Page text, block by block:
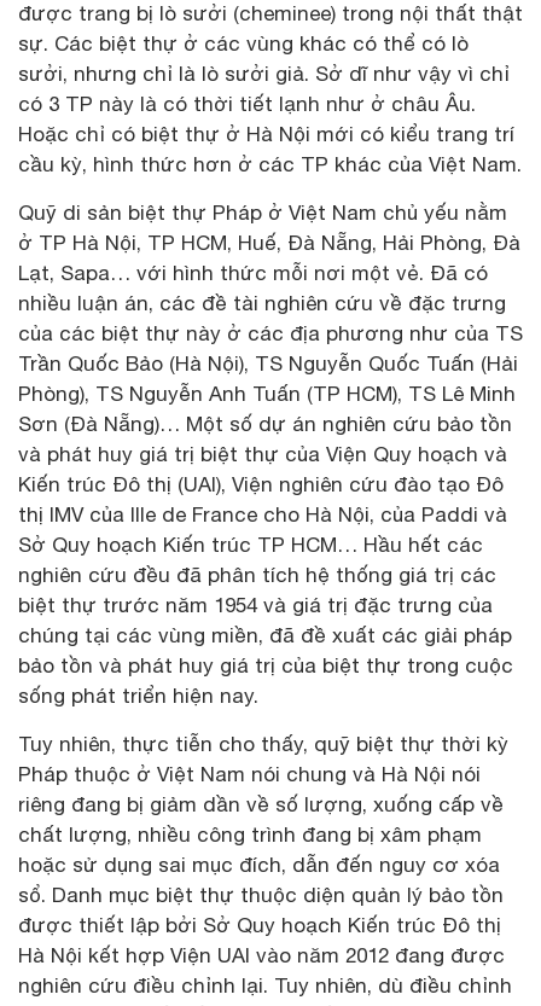
được trang bị lò sưởi (cheminee) trong nội thất thật
sự. Các biệt thự ở các vùng khác có thể có lò
sưởi, nhưng chỉ là lò sưởi giả. Sở dĩ như vậy vì chỉ
có 3 TP này là có thời tiết lạnh như ở châu Âu.
Hoặc chỉ có biệt thự ở Hà Nội mới có kiểu trang trí
cầu kỳ, hình thức hơn ở các TP khác của Việt Nam.
Quỹ di sản biệt thự Pháp ở Việt Nam chủ yếu nằm
ở TP Hà Nội, TP HCM, Huế, Đà Nẵng, Hải Phòng, Đà
Lạt, Sapa… với hình thức mỗi nơi một vẻ. Đã có
nhiều luận án, các đề tài nghiên cứu về đặc trưng
của các biệt thự này ở các địa phương như của TS
Trần Quốc Bảo (Hà Nội), TS Nguyễn Quốc Tuấn (Hải
Phòng), TS Nguyễn Anh Tuấn (TP HCM), TS Lê Minh
Sơn (Đà Nẵng)… Một số dự án nghiên cứu bảo tồn
và phát huy giá trị biệt thự của Viện Quy hoạch và
Kiến trúc Đô thị (UAI), Viện nghiên cứu đào tạo Đô
thị IMV của Ille de France cho Hà Nội, của Paddi và
Sở Quy hoạch Kiến trúc TP HCM… Hầu hết các
nghiên cứu đều đã phân tích hệ thống giá trị các
biệt thự trước năm 1954 và giá trị đặc trưng của
chúng tại các vùng miền, đã đề xuất các giải pháp
bảo tồn và phát huy giá trị của biệt thự trong cuộc
sống phát triển hiện nay.
Tuy nhiên, thực tiễn cho thấy, quỹ biệt thự thời kỳ
Pháp thuộc ở Việt Nam nói chung và Hà Nội nói
riêng đang bị giảm dần về số lượng, xuống cấp về
chất lượng, nhiều công trình đang bị xâm phạm
hoặc sử dụng sai mục đích, dẫn đến nguy cơ xóa
sổ. Danh mục biệt thự thuộc diện quản lý bảo tồn
được thiết lập bởi Sở Quy hoạch Kiến trúc Đô thị
Hà Nội kết hợp Viện UAI vào năm 2012 đang được
nghiên cứu điều chỉnh lại. Tuy nhiên, dù điều chỉnh